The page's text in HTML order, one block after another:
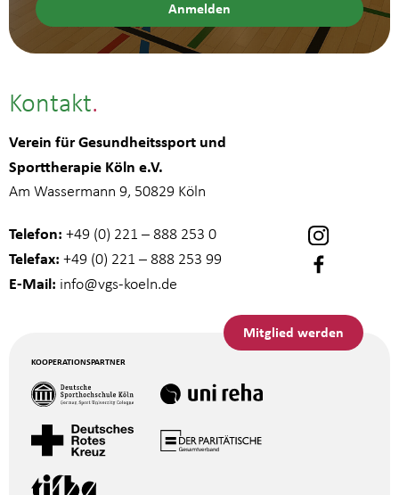
Kontakt
Verein für Gesundheitssport und
Sporttherapie Köln e.V.
Am Wassermann 9, 50829 Köln
Telefon: +49 (0) 221 – 888 253 0
Telefax: +49 (0) 221 – 888 253 99
E-Mail: info@vgs-koeln.de
Mitglied werden
KOOPERATIONSPARTNER